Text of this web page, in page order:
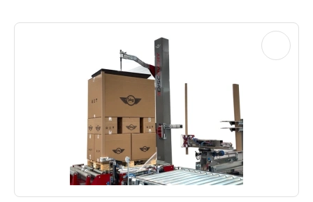
Установленная мощность::
1 кВт